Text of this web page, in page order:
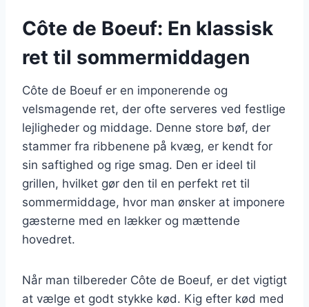
Côte de Boeuf: En klassisk
ret til sommermiddagen
Côte de Boeuf er en imponerende og
velsmagende ret, der ofte serveres ved festlige
lejligheder og middage. Denne store bøf, der
stammer fra ribbenene på kvæg, er kendt for
sin saftighed og rige smag. Den er ideel til
grillen, hvilket gør den til en perfekt ret til
sommermiddage, hvor man ønsker at imponere
gæsterne med en lækker og mættende
hovedret.
Når man tilbereder Côte de Boeuf, er det vigtigt
at vælge et godt stykke kød. Kig efter kød med